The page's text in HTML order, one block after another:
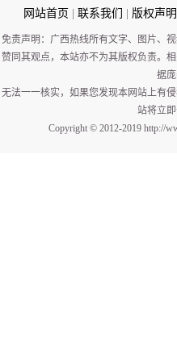
网站首页 联系我们 版权声明
免责声明：广西热线所有文字、图片、
赞同其观点，本站亦不为其版权负责。
据
无法一一核实，如果您发现本网站上有
站将立即
Copyright © 2012-2019 http://